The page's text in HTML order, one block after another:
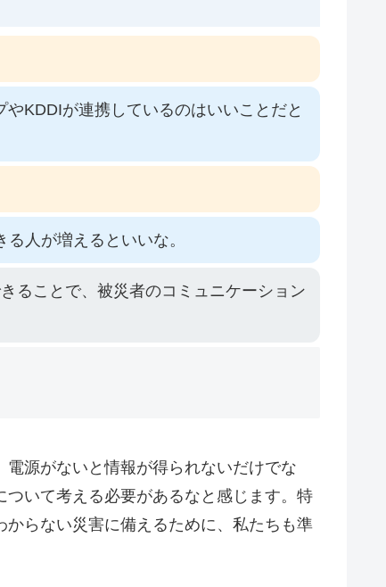
KDDIが連携しているのはいいことだと
人が増えるといいな。
ることで、被災者のコミュニケーション
源がないと情報が得られないだけでな
いて考える必要があるなと感じます。特
らない災害に備えるために、私たちも準